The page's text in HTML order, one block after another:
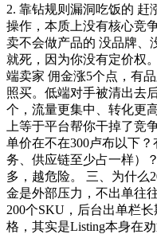
2. 靠钻规则漏洞吃饭的 赶
操作，本质上没有核心竞
卖不会做产品的 没品牌、
就死，因为你没有定价权
端卖家 佣金涨5个点，有
照买。低端对手被清出去
个，流量更集中、转化更
上等于平台帮你干掉了竞
单价在不在300卢布以下
务、供应链至少占一样）
多，越危险。 三、为什么
金是外部压力，不出单往
200个SKU，后台出单栏
格，其实是Listing本身在